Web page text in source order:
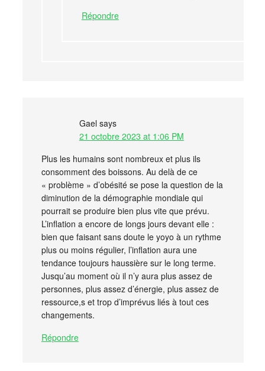
Répondre
Gael says
21 octobre 2023 at 1:06 PM
Plus les humains sont nombreux et plus ils
consomment des boissons. Au delà de ce
« problème » d’obésité se pose la question de la
diminution de la démographie mondiale qui
pourrait se produire bien plus vite que prévu.
L’inflation a encore de longs jours devant elle :
bien que faisant sans doute le yoyo à un rythme
plus ou moins régulier, l’inflation aura une
tendance toujours haussière sur le long terme.
Jusqu’au moment où il n’y aura plus assez de
personnes, plus assez d’énergie, plus assez de
ressource,s et trop d’imprévus liés à tout ces
changements.
Répondre